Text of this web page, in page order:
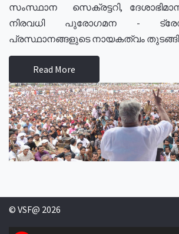
സംസ്ഥാന സെക്രട്ടറി,
നിരവധി പുരോഗമന -
പ്രസ്ഥാനങ്ങളുടെ നായകത്വം തുടങ്ങി
Read More
© VSF@ 2026